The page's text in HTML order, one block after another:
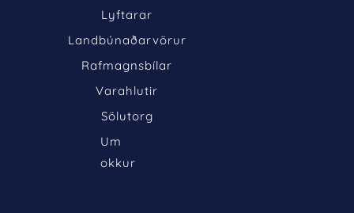
Lyftarar
Landbúnaðarvörur
Rafmagnsbílar
Varahlutir
Sölutorg
Um
okkur